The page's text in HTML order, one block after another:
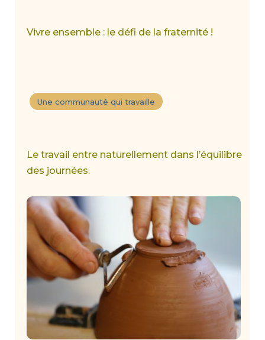
Vivre ensemble : le défi de la fraternité !
Une communauté qui travaille
Le travail entre naturellement dans l’équilibre
des journées.